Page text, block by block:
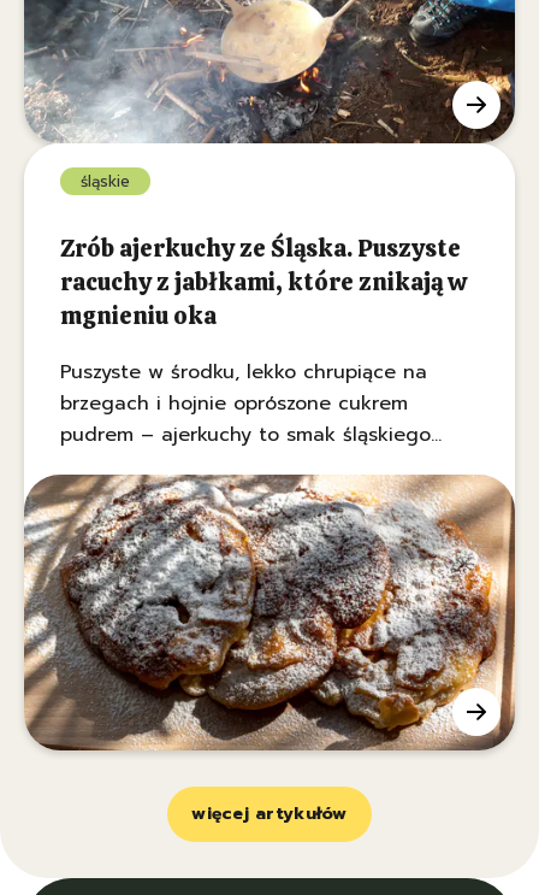
śląskie
Zrób ajerkuchy ze Śląska. Puszyste
racuchy z jabłkami, które znikają w
mgnieniu oka
Puszyste w środku, lekko chrupiące na
brzegach i hojnie oprószone cukrem
pudrem – ajerkuchy to smak śląskiego
Wyróżnia je dodatek kwaśnego mleka lub
maślanki oraz twarogu, które nadają ciastu
delikatnej kwasowości i wyjątkowej
miękkości. Smażone na smalcu nabierają
złocistego koloru i głębokiego aromatu. To
deser, który najlepiej smakuje jeszcze
ciepły.
więcej artykułów